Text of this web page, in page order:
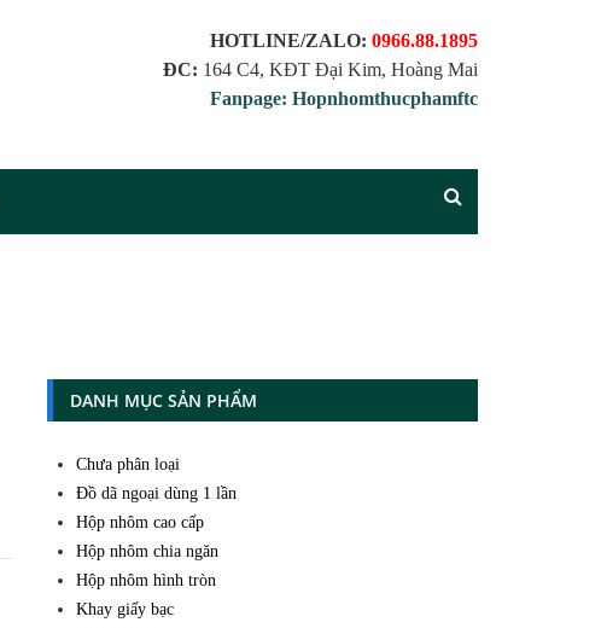
HOTLINE/ZALO: 0966.88.1895
ĐC: 164 C4, KĐT Đại Kim, Hoàng Mai
Fanpage: Hopnhomthucphamftc
DANH MỤC SẢN PHẨM
Chưa phân loại
Đồ dã ngoại dùng 1 lần
Hộp nhôm cao cấp
Hộp nhôm chia ngăn
Hộp nhôm hình tròn
Khay giấy bạc